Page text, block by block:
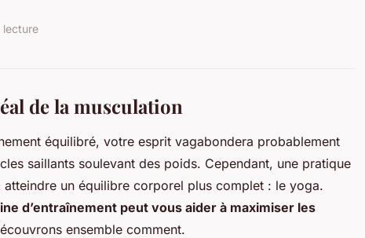
lecture
de la musculation
équilibré, votre esprit vagabondera probablement
saillants soulevant des poids. Cependant, une pratique
un équilibre corporel plus complet : le yoga.
d’entraînement peut vous aider à maximiser les
ensemble comment.